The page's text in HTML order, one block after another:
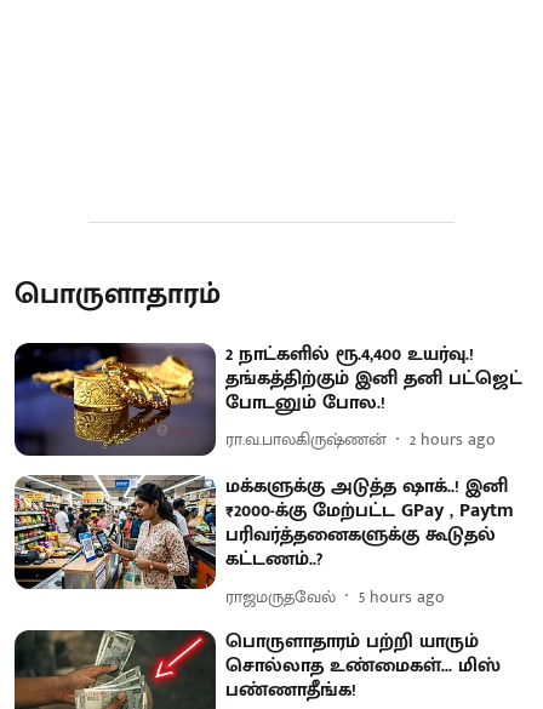
பொருளாதாரம்
2 நாட்களில் ரூ.4,400 உயர்வு.!
தங்கத்திற்கும் இனி தனி பட்ஜெட்
போடனும் போல.!
ரா.வ.பாலகிருஷ்ணன் 2 hours ago
மக்களுக்கு அடுத்த ஷாக்..! இனி
₹2000-க்கு மேற்பட்ட GPay , Paytm
பரிவர்த்தனைகளுக்கு கூடுதல்
கட்டணம்..?
ராஜமருதவேல் 5 hours ago
பொருளாதாரம் பற்றி யாரும்
சொல்லாத உண்மைகள்... மிஸ்
பண்ணாதீங்க!